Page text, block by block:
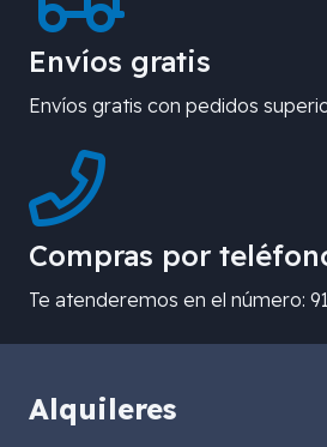
Envíos gratis
Envíos gratis con pedidos
Compras por
Te atenderemos en el número:
Alquileres